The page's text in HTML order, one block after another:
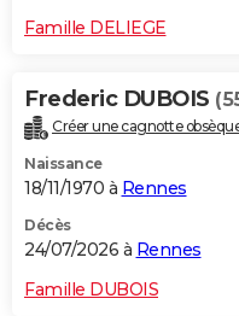
Famille DELIEGE
Frederic DUBOIS
Créer une cagnotte
Naissance
18/11/1970 à Rennes
Décès
24/07/2026 à Rennes
Famille DUBOIS